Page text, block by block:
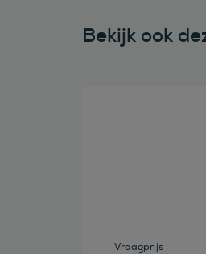
Bekijk ook
Vraagprijs